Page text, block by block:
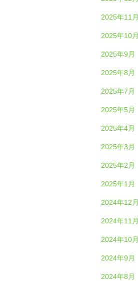
2025年11月
2025年10月
2025年9月
2025年8月
2025年7月
2025年5月
2025年4月
2025年3月
2025年2月
2025年1月
2024年12月
2024年11月
2024年10月
2024年9月
2024年8月